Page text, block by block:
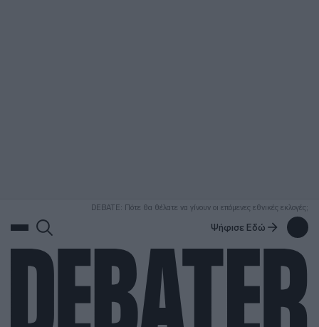
DEBATE: Πότε θα θέλατε να γίνουν οι επόμενες εθνικές εκλογές;
Ψήφισε Εδώ